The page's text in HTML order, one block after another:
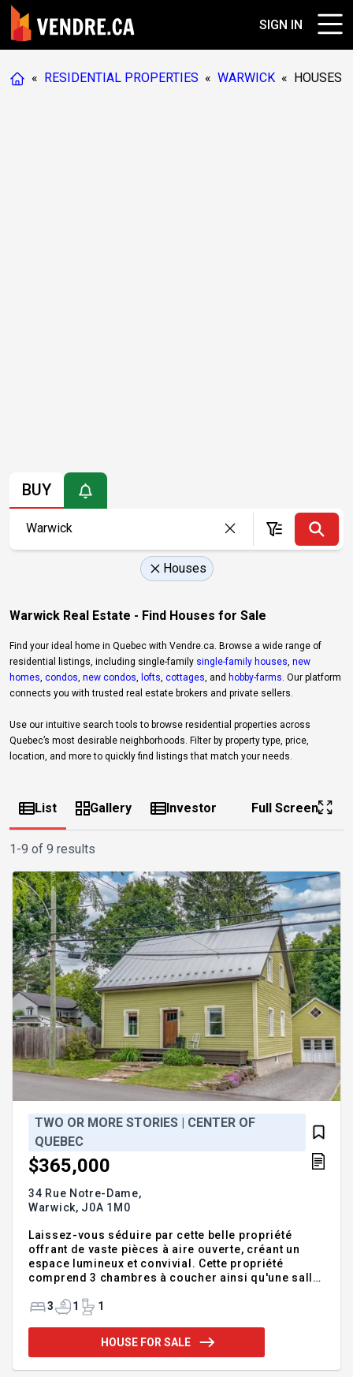
SIGN IN
« RESIDENTIAL PROPERTIES « WARWICK « HOUSES
BUY
Houses
Warwick Real Estate - Find Houses for Sale
Find your ideal home in Quebec with Vendre.ca. Browse a wide range of
residential listings, including single-family single-family houses new
homes condos new condos lofts cottages , and hobby-farms . Our platform
connects you with trusted real estate brokers and private sellers.
Use our intuitive search tools to browse residential properties across
Quebec’s most desirable neighborhoods. Filter by property type, price,
location, and more to quickly find listings that match your needs.
List Gallery Investor Full Screen
1-9 of 9 results
TWO OR MORE STORIES | CENTER OF
QUEBEC
$365,000
34 Rue Notre-Dame,
Warwick, J0A 1M0
Laissez-vous séduire par cette belle propriété
offrant de vaste pièces à aire ouverte, créant un
espace lumineux et convivial. Cette propriété
comprend 3 chambres à coucher ainsi qu'une salle
aux besoins de toute la famille. Elle a été rénové au
fonctionnalité. À l'extérieur, vous profiterez d'un
beau terrain intime, idéal pour les moments de
3 1 1
HOUSE FOR SALE